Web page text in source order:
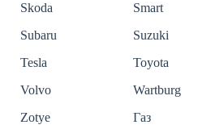
Skoda
Smart
Subaru
Suzuki
Tesla
Toyota
Volvo
Wartburg
Zotye
Газ